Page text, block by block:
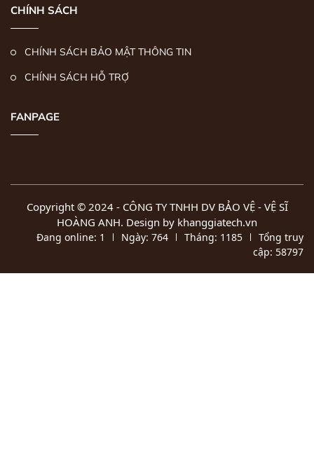
CHÍNH SÁCH
CHÍNH SÁCH BẢO MẬT THÔNG TIN
CHÍNH SÁCH HỖ TRỢ
FANPAGE
Copyright © 2024 - CÔNG TY TNHH DV BẢO VỆ - VỆ SĨ
HOÀNG ANH. Design by khanggiatech.vn
Đang online: 1 Ngày: 764 Tháng: 1185
Tổng truy
cập: 58797